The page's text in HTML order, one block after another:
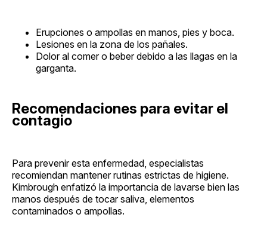
Erupciones o ampollas en manos, pies y boca.
Lesiones en la zona de los pañales.
Dolor al comer o beber debido a las llagas en la
garganta.
Recomendaciones para evitar el
contagio
Para prevenir esta enfermedad, especialistas
recomiendan mantener rutinas estrictas de higiene.
Kimbrough enfatizó la importancia de lavarse bien las
manos después de tocar saliva, elementos
contaminados o ampollas.